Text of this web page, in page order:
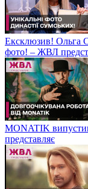
Ексклюзив! Ольга
фото! – ЖВЛ
MONATIK
представляє